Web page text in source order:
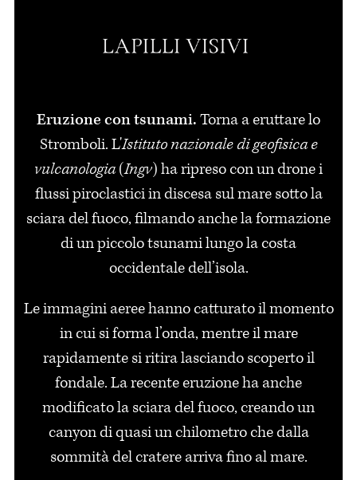
Eruzione con tsunami.Torna a eruttare lo
Stromboli. L'Istituto nazionale di geofisica e
vulcanologia(Ingv) ha ripreso con un drone i
flussi piroclastici in discesa sul mare sotto la
sciara del fuoco, filmando anche la formazione
di un piccolo tsunami lungo la costa
occidentale dell’isola.
Le immagini aeree hanno catturato il momento
in cui si forma l’onda, mentre il mare
rapidamente si ritira lasciando scoperto il
fondale. La recente eruzione ha anche
modificato la sciara del fuoco, creando un
canyon di quasi un chilometro che dalla
sommità del cratere arriva fino al mare.